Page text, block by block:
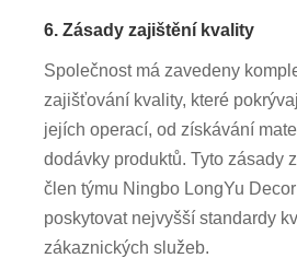
6. Zásady zajištění kvality
Společnost má zavedeny
zajišťování kvality, které
jejích operací, od získávání
dodávky produktů. Tyto zásady
člen týmu Ningbo LongYu
poskytovat nejvyšší standardy
zákaznických služeb.